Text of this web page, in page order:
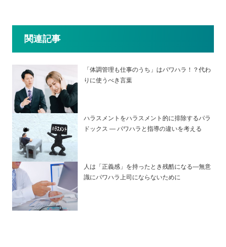
関連記事
「体調管理も仕事のうち」はパワハラ！？代わ
りに使うべき言葉
ハラスメントをハラスメント的に排除するパラ
ドックス — パワハラと指導の違いを考える
人は「正義感」を持ったとき残酷になる―無意
識にパワハラ上司にならないために